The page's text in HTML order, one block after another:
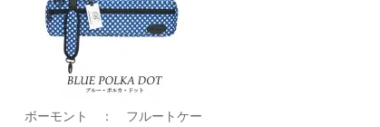
ボーモント ： フルートケー